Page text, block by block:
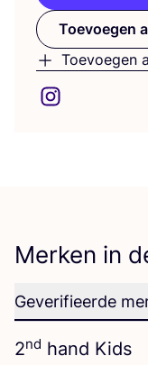
Toevoegen
Toevoegen
Merken in
Geverifieerde
2nd hand Kids